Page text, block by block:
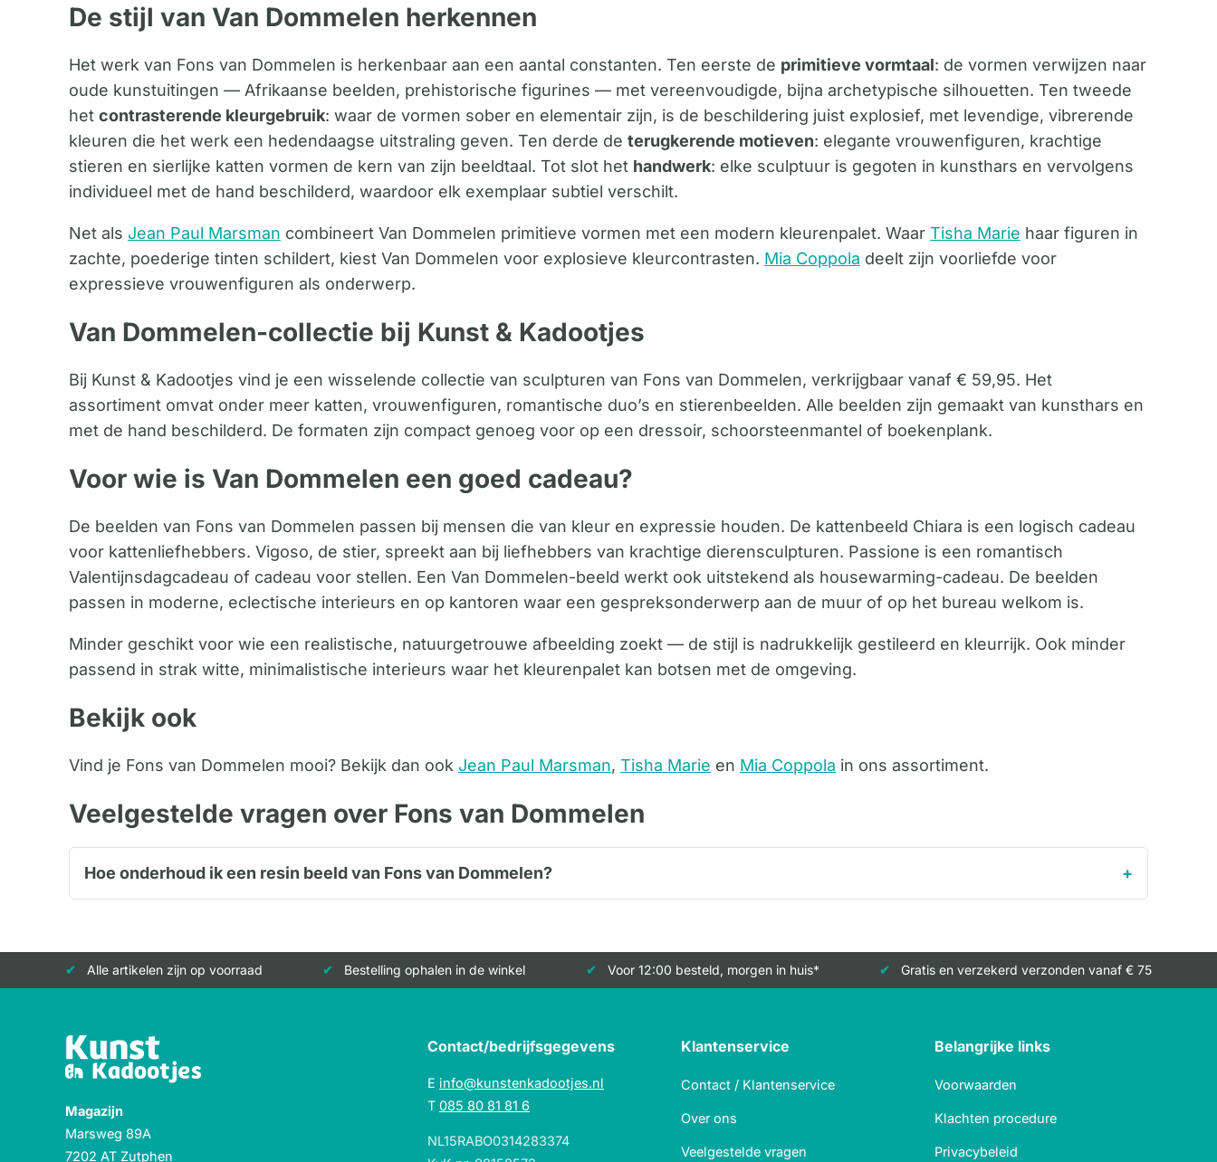
De stijl van Van Dommelen herkennen
Het werk van Fons van Dommelen is herkenbaar aan een aantal constanten. Ten eerste de primitieve vormtaal: de vormen verwijzen naar
oude kunstuitingen — Afrikaanse beelden, prehistorische figurines — met vereenvoudigde, bijna archetypische silhouetten. Ten tweede
het contrasterende kleurgebruik: waar de vormen sober en elementair zijn, is de beschildering juist explosief, met levendige, vibrerende
kleuren die het werk een hedendaagse uitstraling geven. Ten derde de terugkerende motieven: elegante vrouwenfiguren, krachtige
stieren en sierlijke katten vormen de kern van zijn beeldtaal. Tot slot het handwerk: elke sculptuur is gegoten in kunsthars en vervolgens
individueel met de hand beschilderd, waardoor elk exemplaar subtiel verschilt.
Net als Jean Paul Marsman combineert Van Dommelen primitieve vormen met een modern kleurenpalet. Waar Tisha Marie haar figuren in
zachte, poederige tinten schildert, kiest Van Dommelen voor explosieve kleurcontrasten. Mia Coppola deelt zijn voorliefde voor
expressieve vrouwenfiguren als onderwerp.
Van Dommelen-collectie bij Kunst & Kadootjes
Bij Kunst & Kadootjes vind je een wisselende collectie van sculpturen van Fons van Dommelen, verkrijgbaar vanaf € 59,95. Het
assortiment omvat onder meer katten, vrouwenfiguren, romantische duo’s en stierenbeelden. Alle beelden zijn gemaakt van kunsthars en
met de hand beschilderd. De formaten zijn compact genoeg voor op een dressoir, schoorsteenmantel of boekenplank.
Voor wie is Van Dommelen een goed cadeau?
De beelden van Fons van Dommelen passen bij mensen die van kleur en expressie houden. De kattenbeeld Chiara is een logisch cadeau
voor kattenliefhebbers. Vigoso, de stier, spreekt aan bij liefhebbers van krachtige dierensculpturen. Passione is een romantisch
Valentijnsdagcadeau of cadeau voor stellen. Een Van Dommelen-beeld werkt ook uitstekend als housewarming-cadeau. De beelden
passen in moderne, eclectische interieurs en op kantoren waar een gespreksonderwerp aan de muur of op het bureau welkom is.
Minder geschikt voor wie een realistische, natuurgetrouwe afbeelding zoekt — de stijl is nadrukkelijk gestileerd en kleurrijk. Ook minder
passend in strak witte, minimalistische interieurs waar het kleurenpalet kan botsen met de omgeving.
Bekijk ook
Vind je Fons van Dommelen mooi? Bekijk dan ook Jean Paul Marsman, Tisha Marie en Mia Coppola in ons assortiment.
Veelgestelde vragen over Fons van Dommelen
Hoe onderhoud ik een resin beeld van Fons van Dommelen?
Alle artikelen zijn op voorraad Bestelling ophalen in de winkel Voor 12:00 besteld, morgen in huis* Gratis en verzekerd verzonden vanaf € 75
Magazijn
Marsweg 89A
7202 AT Zutphen
Contact/bedrijfsgegevens
E info@kunstenkadootjes.nl
T 085 80 81 81 6
NL15RABO0314283374
Klantenservice
Contact / Klantenservice
Over ons
Veelgestelde vragen
Belangrijke links
Voorwaarden
Klachten procedure
Privacybeleid